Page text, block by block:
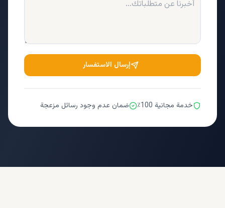
إرسال الاستفسار
خدمة مجانية 100٪ ضمان عدم وجود رسائل مزعجة